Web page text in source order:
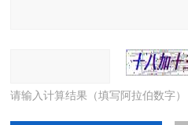
请输入计算结果（填写阿拉伯数字